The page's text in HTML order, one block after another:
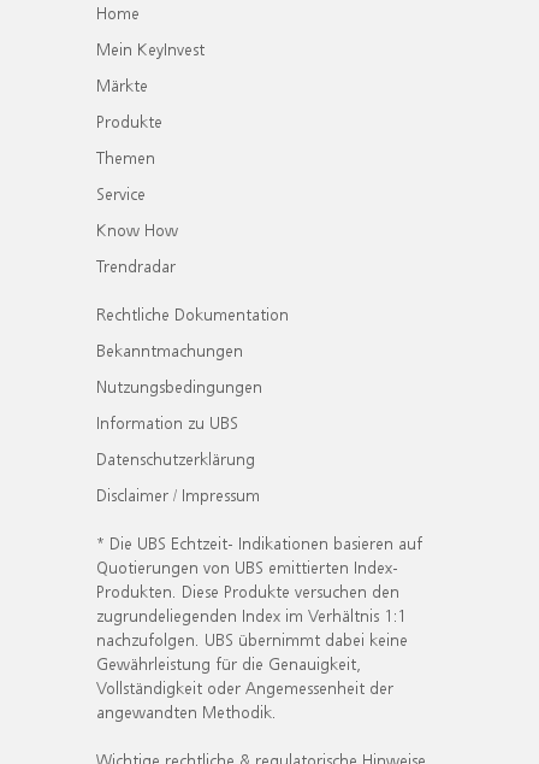
Home
Mein KeyInvest
Märkte
Produkte
Themen
Service
Know How
Trendradar
Rechtliche Dokumentation
Bekanntmachungen
Nutzungsbedingungen
Information zu UBS
Datenschutzerklärung
Disclaimer / Impressum
* Die UBS Echtzeit- Indikationen basieren auf
Quotierungen von UBS emittierten Index-
Produkten. Diese Produkte versuchen den
zugrundeliegenden Index im Verhältnis 1:1
nachzufolgen. UBS übernimmt dabei keine
Gewährleistung für die Genauigkeit,
Vollständigkeit oder Angemessenheit der
angewandten Methodik.